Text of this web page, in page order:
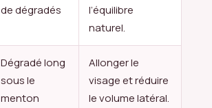
de dégradés
l’équilibre
naturel.
Dégradé long
sous le
menton
Allonger le
visage et réduire
le volume latéral.